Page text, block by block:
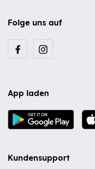
Folge uns auf
App laden
Kundensupport